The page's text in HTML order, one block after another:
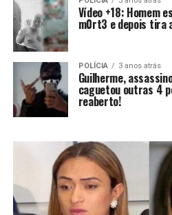
Vídeo +18: Homem
m0rt3 e depois tira
POLÍCIA 3 anos atrás
Guilherme,
caguetou outras 4
reaberto!